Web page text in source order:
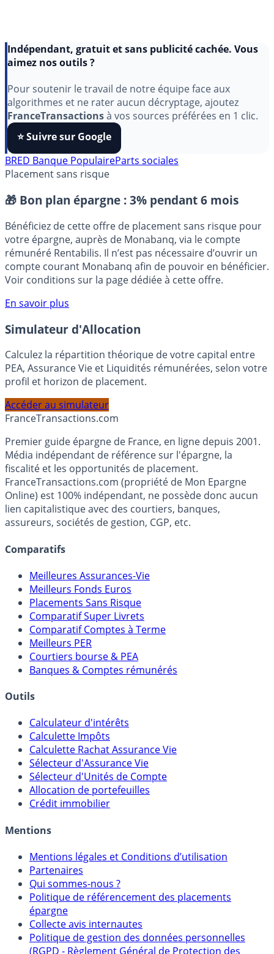
aimez nos outils ?
Pour soutenir le travail de notre équipe face aux
algorithmes et ne rater aucun décryptage, ajoutez
FranceTransactionsà vos sources préférées en 1 clic.
⭐️ Suivre sur Google
Placement sans risque
🎁 Bon plan épargne : 3% pendant 6 mois
Bénéficiez de cette offre de placement sans risque pour
votre épargne, auprès de Monabanq, via le compte
rémunéré Rentabilis. Il n’est pas nécessaire d’ouvrir un
Voir conditions sur la page dédiée à cette offre.
En savoir plus
Simulateur d'Allocation
Calculez la répartition théorique de votre capital entre
profil et horizon de placement.
FranceTransactions.com
Premier guide épargne de France, en ligne depuis 2001.
Média indépendant de référence sur l'épargne, la
fiscalité et les opportunités de placement.
FranceTransactions.com (propriété de Mon Epargne
Online) est 100% indépendant, ne possède donc aucun
assureurs, sociétés de gestion, CGP, etc.
Comparatifs
Meilleures Assurances-Vie
Meilleurs Fonds Euros
Placements Sans Risque
Comparatif Super Livrets
Comparatif Comptes à Terme
Meilleurs PER
Banques & Comptes rémunérés
Outils
Calculateur d'intérêts
Calculette Impôts
Calculette Rachat Assurance Vie
Sélecteur d'Assurance Vie
Sélecteur d'Unités de Compte
Crédit immobilier
Mentions
Mentions légales et Conditions d’utilisation
Partenaires
Qui sommes-nous ?
Politique de référencement des placements
épargne
Collecte avis internautes